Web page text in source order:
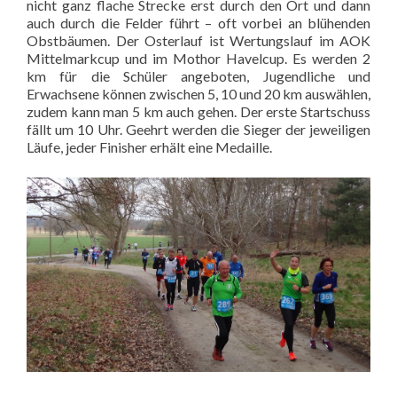
nicht ganz flache Strecke erst durch den Ort und dann
auch durch die Felder führt – oft vorbei an blühenden
Obstbäumen. Der Osterlauf ist Wertungslauf im AOK
Mittelmarkcup und im Mothor Havelcup. Es werden 2
km für die Schüler angeboten, Jugendliche und
Erwachsene können zwischen 5, 10 und 20 km auswählen,
zudem kann man 5 km auch gehen. Der erste Startschuss
fällt um 10 Uhr. Geehrt werden die Sieger der jeweiligen
Läufe, jeder Finisher erhält eine Medaille.